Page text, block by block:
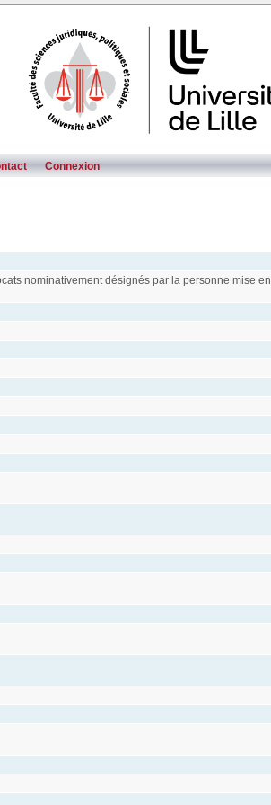
Connexion
nominativement désignés par la personne mise en